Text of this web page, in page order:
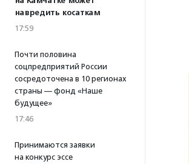
навредить косаткам
17:59
Почти половина
соцпредприятий России
сосредоточена в 10 регионах
страны — фонд «Наше
будущее»
17:46
Принимаются заявки
на конкурс эссе